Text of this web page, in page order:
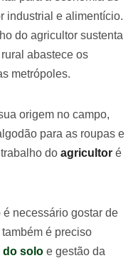
industrial e alimentício.
do agricultor sustenta
abastece os
metrópoles.
origem no campo,
para as roupas e
do agricultor é
necessário gostar de
é preciso
do solo e gestão da